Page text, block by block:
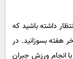
داشته باشید که
هفته بسوزانید. در
انجام ورزش جبران